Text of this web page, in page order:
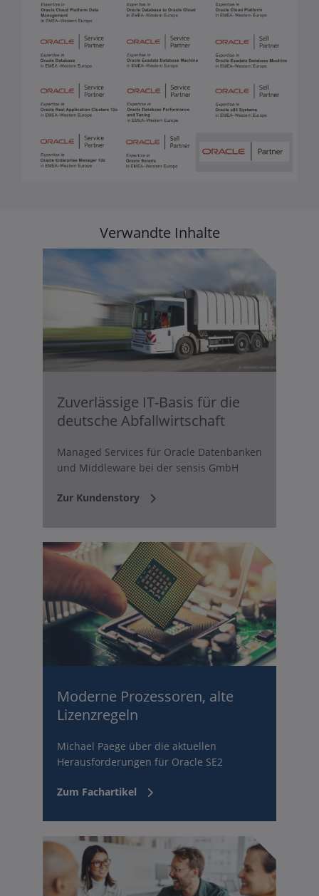
Verwandte Inhalte
Zuverlässige IT-Basis für die
deutsche Abfallwirtschaft
Managed Services für Oracle Datenbanken
und Middleware bei der sensis GmbH
Zur Kundenstory
Moderne Prozessoren, alte
Lizenzregeln
Michael Paege über die aktuellen
Herausforderungen für Oracle SE2
Zum Fachartikel